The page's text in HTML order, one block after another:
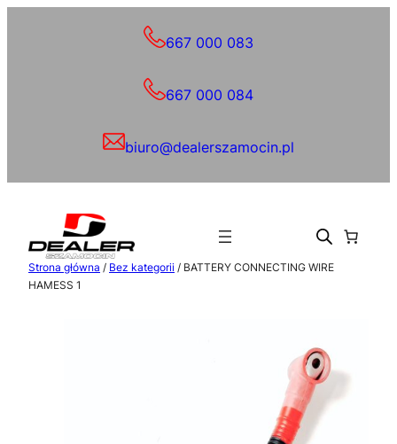
667 000 083
667 000 084
biuro@dealerszamocin.pl
Strona główna / Bez kategorii / BATTERY CONNECTING WIRE
HAMESS 1